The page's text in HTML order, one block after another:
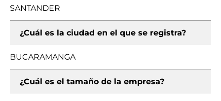
SANTANDER
¿Cuál es la ciudad en el que se registra?
BUCARAMANGA
¿Cuál es el tamaño de la empresa?